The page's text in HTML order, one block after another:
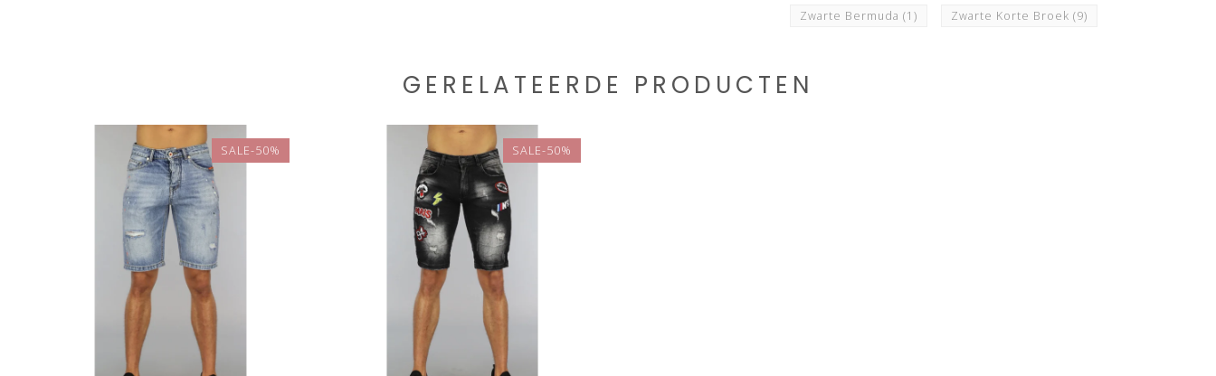
Zwarte Bermuda(1) Zwarte Korte Broek(9)
GERELATEERDE PRODUCTEN
SALE-50% SALE-50%